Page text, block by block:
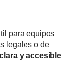
para equipos
legales o de
y accesible